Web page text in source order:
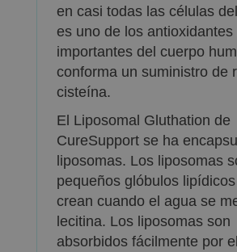
en casi todas las células
es uno de los antioxidantes
importantes del cuerpo
conforma un suministro de
cisteína.
El Liposomal Gluthation de
CureSupport se ha
liposomas. Los liposomas
pequeños glóbulos
crean cuando el agua se
lecitina. Los liposomas son
absorbidos fácilmente por